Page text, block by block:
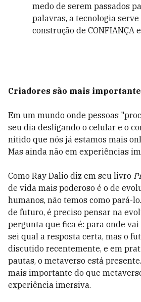
medo de serem passados
palavras, a tecnologia
construção de CONFIANÇA
Criadores são mais
Em um mundo onde pessoas
seu dia desligando o celular e o
nítido que nós já estamos mais
Mas ainda não em experiências
Como Ray Dalio diz em seu livro
de vida mais poderoso é o de
humanos, não temos como pará-
de futuro, é preciso pensar na
pergunta que fica é: para onde vai
sei qual a resposta certa, mas o
discutido recentemente, e em
pautas, o metaverso está
mais importante do que
experiência imersiva.